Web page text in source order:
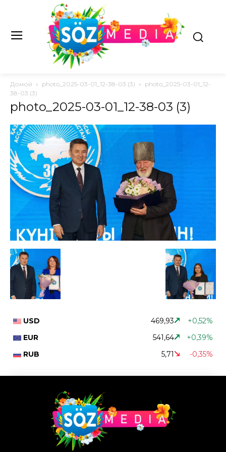
Домой photo_2025-03-01_12-38-03 (3)
photo_2025-03-01_12-
38-03 (3)
photo_2025-03-01_12-38-03 (3)
USD 469,93
+0,52%
EUR
541,64
+0,39%
RUB
5,71 -0,35%